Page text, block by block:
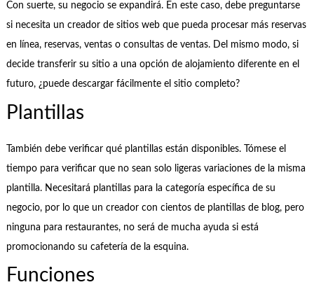
Con suerte, su negocio se expandirá. En este caso, debe preguntarse
si necesita un creador de sitios web que pueda procesar más reservas
en línea, reservas, ventas o consultas de ventas. Del mismo modo, si
decide transferir su sitio a una opción de alojamiento diferente en el
futuro, ¿puede descargar fácilmente el sitio completo?
Plantillas
También debe verificar qué plantillas están disponibles. Tómese el
tiempo para verificar que no sean solo ligeras variaciones de la misma
plantilla. Necesitará plantillas para la categoría específica de su
negocio, por lo que un creador con cientos de plantillas de blog, pero
ninguna para restaurantes, no será de mucha ayuda si está
promocionando su cafetería de la esquina.
Funciones